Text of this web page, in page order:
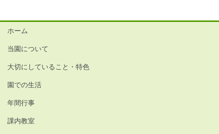
ホーム
当園について
大切にしていること・特色
園での生活
年間行事
課内教室